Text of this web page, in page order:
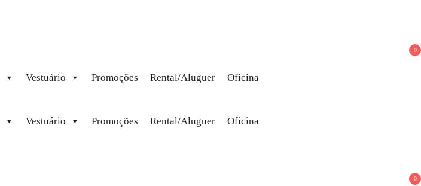
0
Vestuário Promoções Rental/Aluguer Oficina
Vestuário Promoções Rental/Aluguer Oficina
0